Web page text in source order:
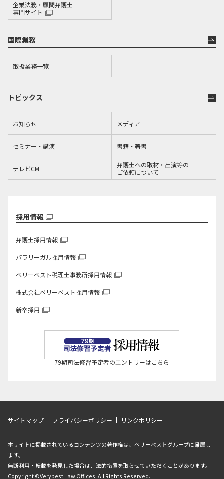
企業法務・顧問弁護士
専門サイト
国際業務
取扱業務一覧
トピックス
お知らせ メディア
セミナー・講演 書籍・著書
テレビCM
弁護士への取材・出演等の
ご依頼について
採用情報
弁護士採用情報
パラリーガル採用情報
ベリーベスト税理士事務所採用情報
株式会社ベリーベスト採用情報
新卒採用
79期司法修習予定者のエントリーはこちら
サイトマップ プライバシーポリシー リンクポリシー
本サイトに掲載されているコンテンツの著作権は、ベリーベストグループに帰属し
ます。
無断利用・転載を発見した場合は、法的措置を取らせていただくことがあります。
Copyright ©Verybest Law Offices. All Rights Reserved.